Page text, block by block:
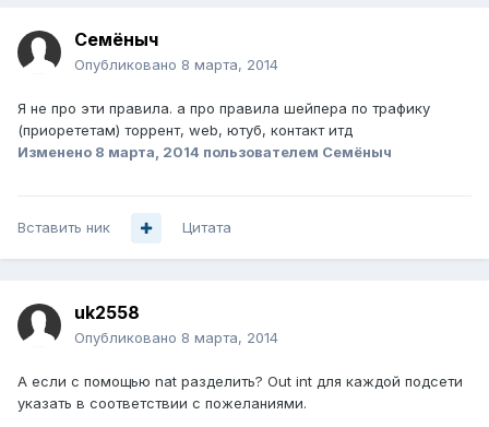
Семёныч
Опубликовано 8 марта, 2014
Я не про эти правила. а про правила шейпера по трафику
(приорететам) торрент, web, ютуб, контакт итд
Изменено 8 марта, 2014 пользователем Семёныч
Вставить ник Цитата
uk2558
Опубликовано 8 марта, 2014
А если с помощью nat разделить? Out int для каждой подсети
указать в соответствии с пожеланиями.